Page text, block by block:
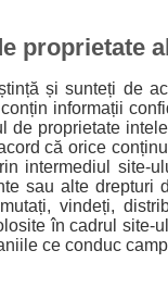
proprietate
și sunteți de
informații
de proprietate
că orice
intermediul site-
sau alte drepturi
vindeți,
în cadrul site-
ce conduc